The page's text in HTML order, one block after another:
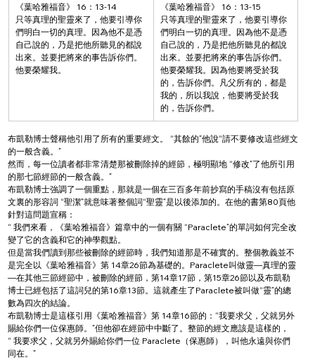
《葉哈雅福音》 16：13-14
只等真理的聖靈來了，他要引導你
們明白一切的真理。因為他不是憑
自己說的，乃是把他所聽見的都說
出來。並要把將來的事告訴你們。
他要榮耀我。
《葉哈雅福音》 16：13-15
只等真理的聖靈來了，他要引導你
們明白一切的真理。因為他不是憑
自己說的，乃是把他所聽見的都說
出來。並要把將來的事告訴你們。
他要榮耀我。因為他要將受於我
的，告訴你們。凡父所有的，都是
我的，所以我說，他要將受於我
的，告訴你們。
布凱勒博士聲稱他引用了所有的重要經文。 “其餘的”他說“請不要修改這些經文
的一般含義。”
然而，每一位讀者都非常清楚那被刪除掉的經節，極明顯地 “修改”了他所引用
的那七節經節的一般含義。”
布凱勒博士強調了一個重點，那就是一個在三百多年前抄寫的手稿沒有包括原
文裏的形容詞 “聖潔”就意味著整個詞“聖靈”是以後添加的。在他的書第80頁他
針對這問題宣稱：
“ 我們來看，《葉哈雅福音》篇章中的一個有關 “Paraclete”的單詞如何完全改
變了它的含義和它的神學觀點。
但是當我們讀到那些被刪除的經節時，我們知道那是不確實的。整個教義並不
是完全以《葉哈雅福音》第 14章26節為基礎的。Paraclete叫做靈—真理的靈
—在其他三節經節中，被刪除的經節，第14章17節，第15章26節以及布凱勒
博士已經包括了這詞兒的第16章13節。這就產生了Paraclete被叫做“靈”的總
數為四次的結論。
布凱勒博士是這樣引用《葉哈雅福音》第 14章16節的：“我要求父，父就另外
賜給你們一位保惠師。”但他卻在經節中中斷了。整節的經文應該是這樣的，
“ 我要求父，父就另外賜給你們一位 Paraclete（保惠師），叫他永遠與你們
同在。”